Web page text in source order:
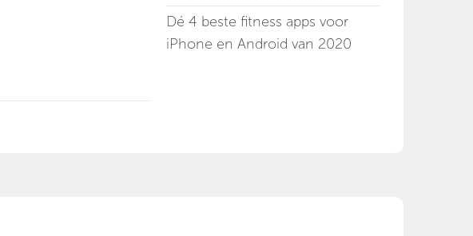
Dé 4 beste fitness apps voor
iPhone en Android van 2020